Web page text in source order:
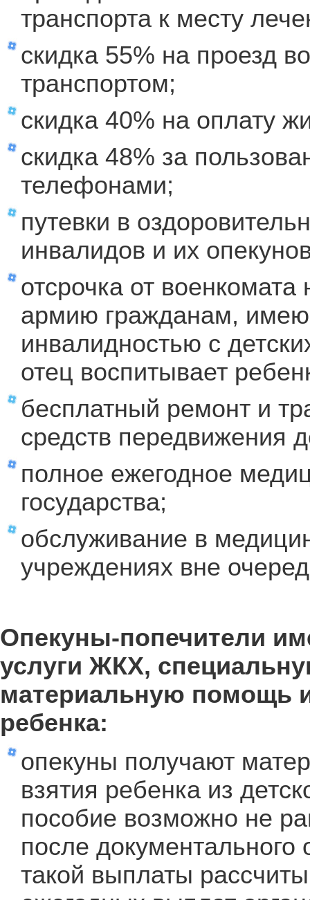
транспорта к месту
скидка 55% на проезд
транспортом;
скидка 40% на оплату
скидка 48% за
телефонами;
путевки в
инвалидов и их
отсрочка от
армию гражданам,
инвалидностью с
отец воспитывает
бесплатный ремонт и
средств передвижения
полное ежегодное
государства;
обслуживание в
учреждениях вне
Опекуны-попечители
услуги ЖКХ,
материальную помощь
ребенка:
опекуны получают
взятия ребенка из
пособие возможно не
после
такой выплаты